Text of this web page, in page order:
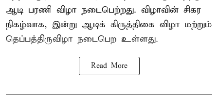
ஆடி பரணி விழா நடைபெற்றது. விழாவின் சிகர
நிகழ்வாக, இன்று ஆடிக் கிருத்திகை விழா மற்றும்
தெப்பத்திருவிழா நடைபெற உள்ளது.
Read More